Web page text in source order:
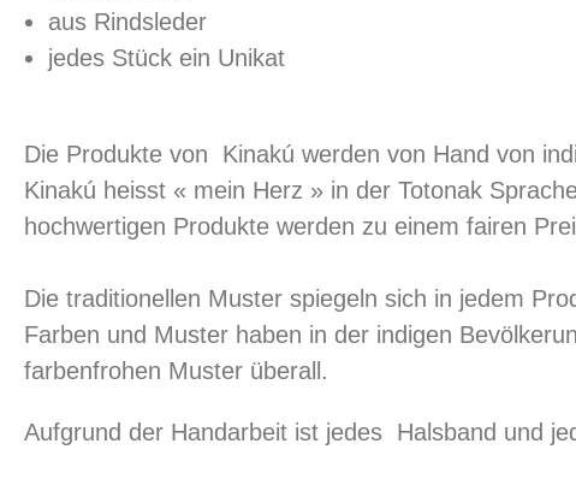
aus Rindsleder
jedes Stück ein Unikat
Die Produkte von Kinakú werden von Hand von
Kinakú heisst « mein Herz » in der Totonak
hochwertigen Produkte werden zu einem fairen
Die traditionellen Muster spiegeln sich in jedem
Farben und Muster haben in der indigen
farbenfrohen Muster überall.
Aufgrund der Handarbeit ist jedes Halsband und